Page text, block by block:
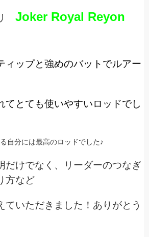
Joker Royal Reyon
ィップと強めのバットでルアー
てとても使いやすいロッドでし
自分には最高のロッドでした♪
だけでなく、リーダーのつなぎ
方など
ていただきました！ありがとう